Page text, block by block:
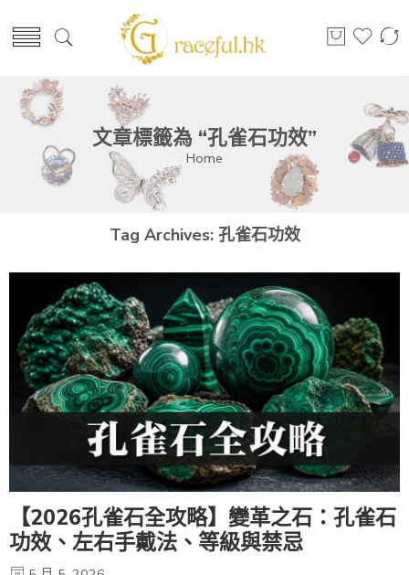
文章標籤為 “孔雀石功效”
Home
Tag Archives: 孔雀石功效
【2026孔雀石全攻略】變革之石：孔雀石
功效、左右手戴法、等級與禁忌